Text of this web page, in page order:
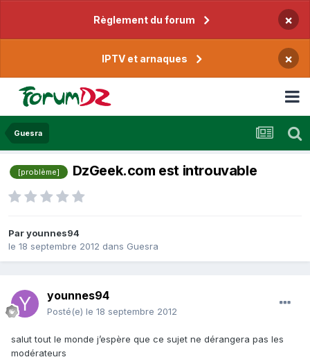
Règlement du forum ×
IPTV et arnaques ×
Guesra
[problème] DzGeek.com est introuvable
Paryounnes94
le 18 septembre 2012 dans Guesra
younnes94
Posté(e) le 18 septembre 2012
salut tout le monde j’espère que ce sujet ne dérangera pas les
modérateurs